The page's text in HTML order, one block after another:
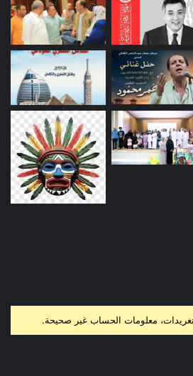
معلومات الحساب غير صحيحة.